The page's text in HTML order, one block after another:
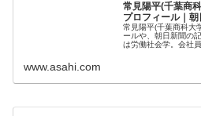
常見陽平(千葉商
プロフィール｜朝
常見陽平(千葉商科大
ールや、朝日新聞の
は労働社会学。会社
www.asahi.com